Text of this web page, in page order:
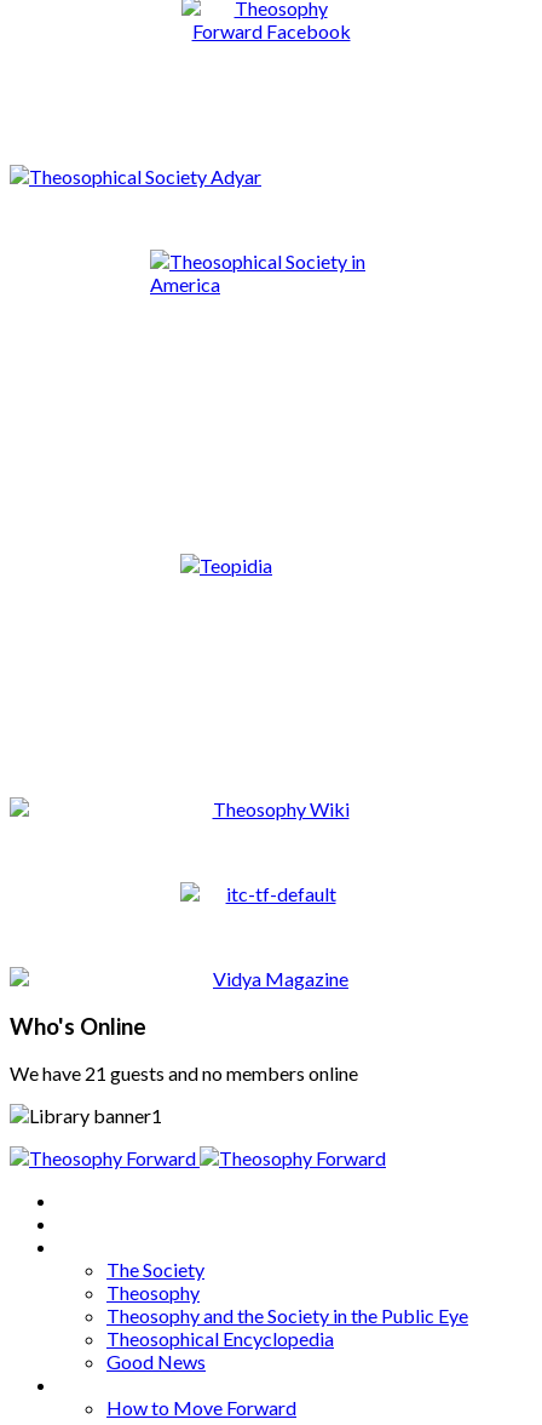
Who's Online
We have 21 guests and no members online
The Society
Theosophy
Theosophy and the Society in the Public Eye
Theosophical Encyclopedia
Good News
How to Move Forward